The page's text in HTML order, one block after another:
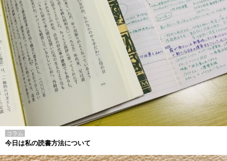
コラム
今日は私の読書方法について